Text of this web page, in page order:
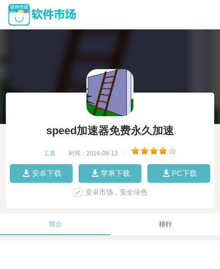
speed加速器免费永久加速
工具 时间：2024-08-13
安卓下载 苹果下载 PC下载
安卓市场，安全绿色
简介 排行